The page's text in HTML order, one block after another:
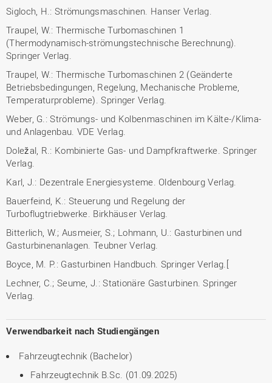
Sigloch, H.: Strömungsmaschinen. Hanser Verlag.
Traupel, W.: Thermische Turbomaschinen 1
(Thermodynamisch-strömungstechnische Berechnung).
Springer Verlag.
Traupel, W.: Thermische Turbomaschinen 2 (Geänderte
Betriebsbedingungen, Regelung, Mechanische Probleme,
Temperaturprobleme). Springer Verlag.
Weber, G.: Strömungs- und Kolbenmaschinen im Kälte-/Klima-
und Anlagenbau. VDE Verlag.
Doležal, R.: Kombinierte Gas- und Dampfkraftwerke. Springer
Verlag.
Karl, J.: Dezentrale Energiesysteme. Oldenbourg Verlag.
Bauerfeind, K.: Steuerung und Regelung der
Turboflugtriebwerke. Birkhäuser Verlag.
Bitterlich, W.; Ausmeier, S.; Lohmann, U.: Gasturbinen und
Gasturbinenanlagen. Teubner Verlag.
Boyce, M. P.: Gasturbinen Handbuch. Springer Verlag.[
Lechner, C.; Seume, J.: Stationäre Gasturbinen. Springer
Verlag.
Verwendbarkeit nach Studiengängen
Fahrzeugtechnik (Bachelor)
Fahrzeugtechnik B.Sc. (01.09.2025)